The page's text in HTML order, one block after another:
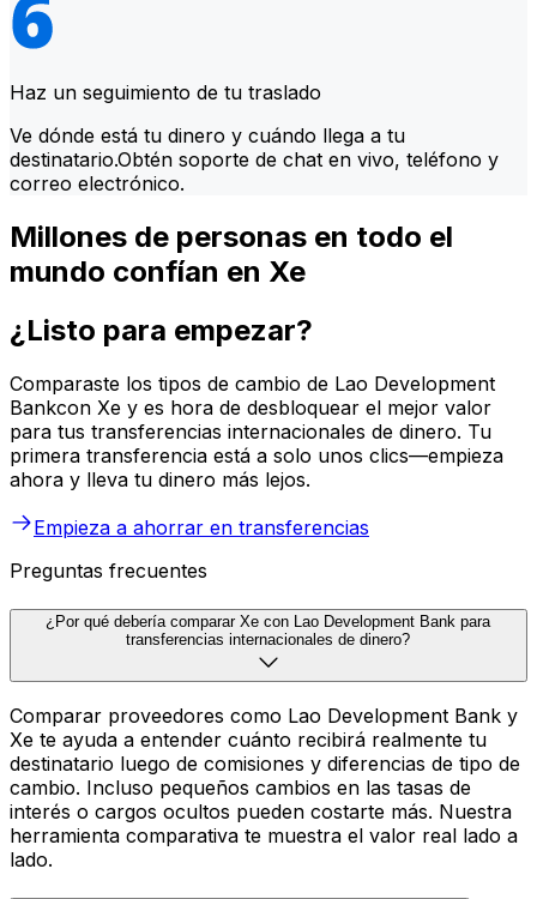
Haz un seguimiento de tu traslado
Ve dónde está tu dinero y cuándo llega a tu
destinatario.Obtén soporte de chat en vivo, teléfono y
correo electrónico.
Millones de personas en todo el
mundo confían en Xe
¿Listo para empezar?
Comparaste los tipos de cambio de Lao Development
Bankcon Xe y es hora de desbloquear el mejor valor
para tus transferencias internacionales de dinero. Tu
primera transferencia está a solo unos clics—empieza
ahora y lleva tu dinero más lejos.
Empieza a ahorrar en transferencias
Preguntas frecuentes
¿Por qué debería comparar Xe con Lao Development Bank para
transferencias internacionales de dinero?
Comparar proveedores como Lao Development Bank y
Xe te ayuda a entender cuánto recibirá realmente tu
destinatario luego de comisiones y diferencias de tipo de
cambio. Incluso pequeños cambios en las tasas de
interés o cargos ocultos pueden costarte más. Nuestra
herramienta comparativa te muestra el valor real lado a
lado.